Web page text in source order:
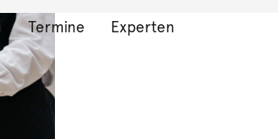
Termine Experten